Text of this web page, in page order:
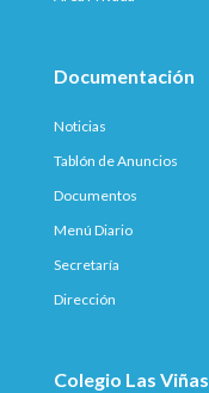
Documentación
Noticias
Tablón de Anuncios
Documentos
Menú Diario
Secretaría
Dirección
Colegio Las Viñas